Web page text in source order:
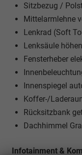
Sitzbezug /
Mittelarmlehne
Lenkrad (Soft
Lenksäule
Fensterheber
Innenspiegel
Koffer-/
Rücksitzbank
Dachhimmel
Infotainment &